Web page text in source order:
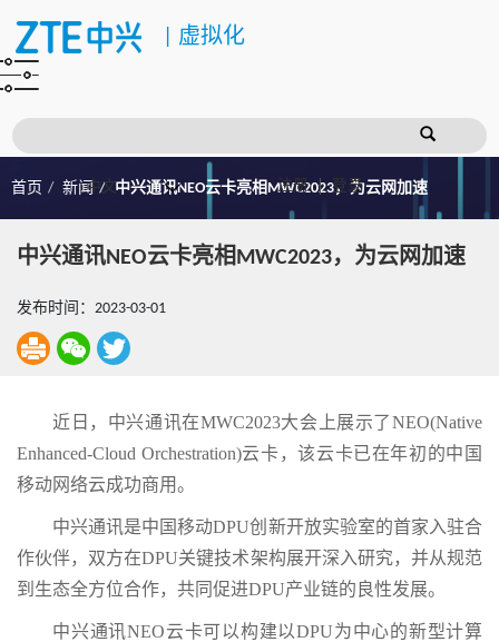
虚拟化
注册 登录
首页 新闻 中兴通讯NEO云卡亮相MWC2023，为云网加速
中兴通讯NEO云卡亮相MWC2023，为云网加速
发布时间：2023-03-01
近日，中兴通讯在MWC2023大会上展示了NEO(Native
Enhanced-Cloud Orchestration)云卡，该云卡已在年初的中国
移动网络云成功商用。
中兴通讯是中国移动DPU创新开放实验室的首家入驻合
作伙伴，双方在DPU关键技术架构展开深入研究，并从规范
到生态全方位合作，共同促进DPU产业链的良性发展。
中兴通讯NEO云卡可以构建以DPU为中心的新型计算